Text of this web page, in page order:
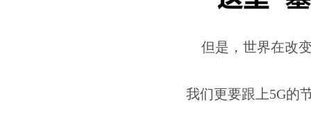
但是，世界在改
我们更要跟上5G的